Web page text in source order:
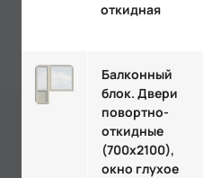
откидная
Балконный
блок. Двери
повортно-
откидные
(700х2100),
окно глухое